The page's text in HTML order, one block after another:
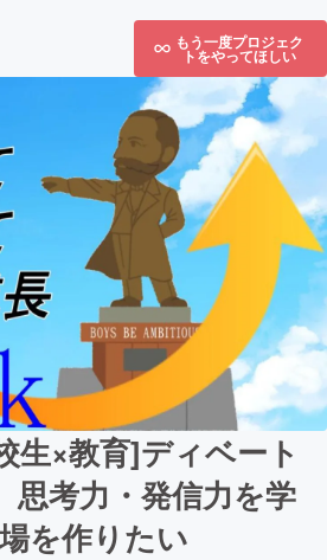
もう一度プロジェク
トをやってほしい
生×教育]ディベート
思考力・発信力を学
を作りたい